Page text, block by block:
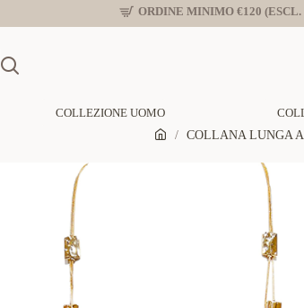
ORDINE MINIMO €120 (ESCL.
COLLEZIONE UOMO
COLLANA LUNGA